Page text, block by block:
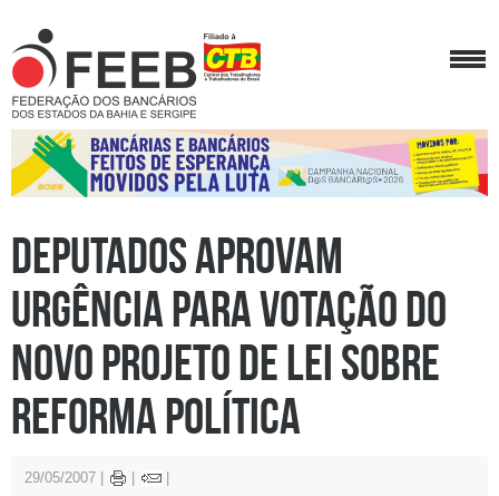
Deputados aprovam
urgência para votação do
novo projeto de lei sobre
reforma política
29/05/2007